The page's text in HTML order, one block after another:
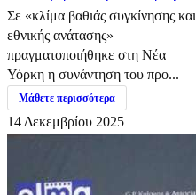
Σε «κλίμα βαθιάς συγκίνησης και
εθνικής ανάτασης»
πραγματοποιήθηκε στη Νέα
Υόρκη η συνάντηση του προ...
Μάθετε περισσότερα
14 Δεκεμβρίου 2025